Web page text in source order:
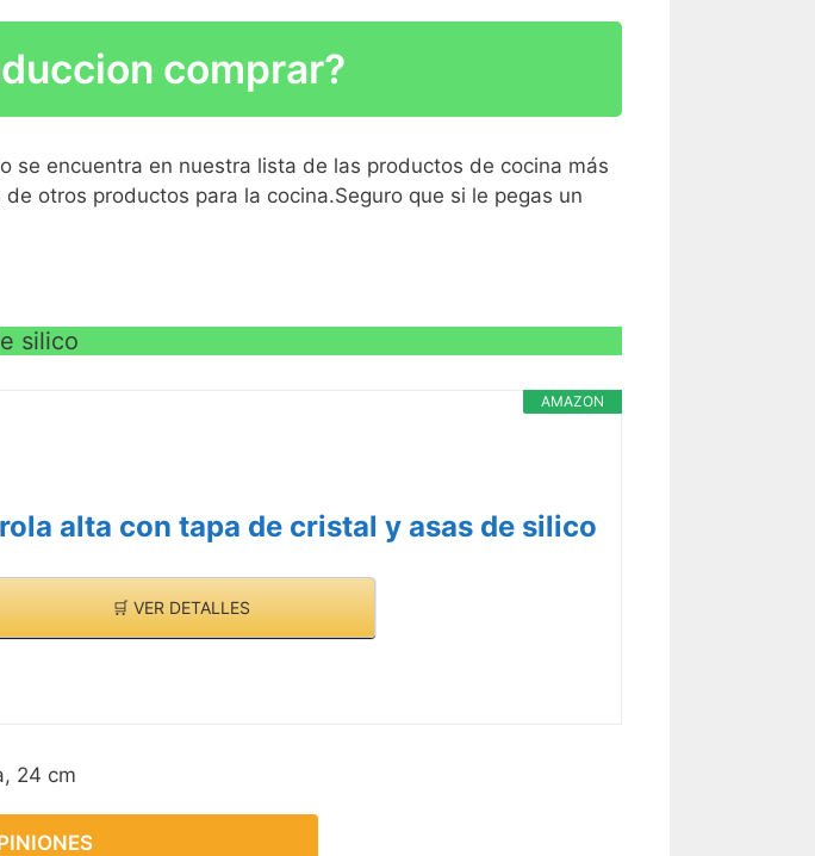
comprar?
se encuentra en nuestra lista de las productos de cocina más
otros productos para la cocina.Seguro que si le pegas un
silico
AMAZON
alta con tapa de cristal y asas de silico
🛒 VER DETALLES
24 cm